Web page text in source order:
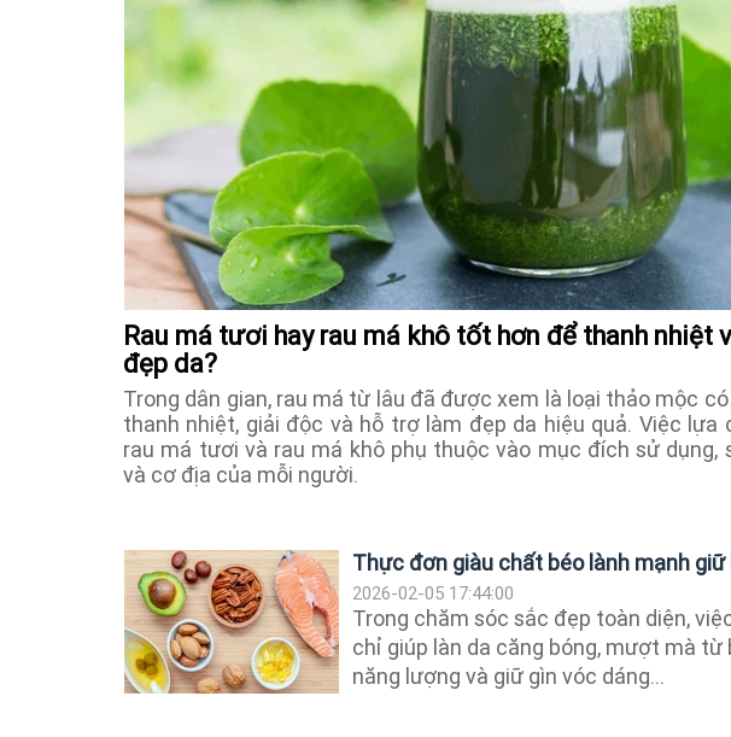
Rau má tươi hay rau má khô tốt hơn để thanh nhiệt
đẹp da?
Trong dân gian, rau má từ lâu đã được xem là loại thảo mộc
thanh nhiệt, giải độc và hỗ trợ làm đẹp da hiệu quả. Việc lựa
rau má tươi và rau má khô phụ thuộc vào mục đích sử dụng,
và cơ địa của mỗi người.
Thực đơn giàu chất béo lành mạnh
2026-02-05 17:44:00
Trong chăm sóc sắc đẹp toàn diện,
chỉ giúp làn da căng bóng, mượt mà
năng lượng và giữ gìn vóc dáng...